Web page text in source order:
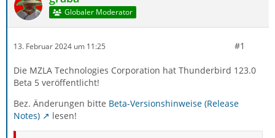
Globaler Moderator
13. Februar 2024 um 11:25 #1
Die MZLA Technologies Corporation hat Thunderbird 123.0
Beta 5 veröffentlicht!
Bez. Änderungen bitte Beta-Versionshinweise (Release
Notes)
lesen!